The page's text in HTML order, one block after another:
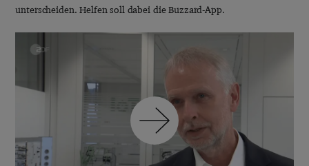
unterscheiden. Helfen soll dabei die Buzzard-App.